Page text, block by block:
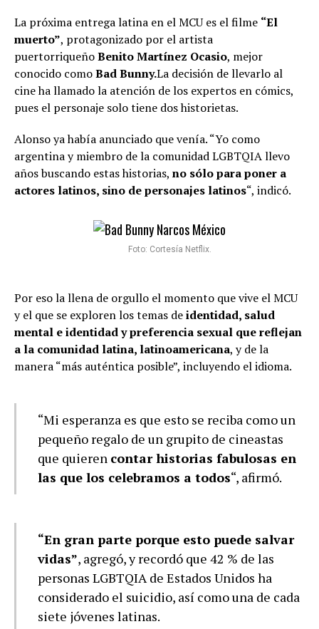
La próxima entrega latina en el MCU es el filme “El
muerto”, protagonizado por el artista
puertorriqueñoBenito Martínez Ocasio, mejor
conocido comoBad Bunny.La decisión de llevarlo al
cine ha llamado la atención de los expertos en cómics,
pues el personaje solo tiene dos historietas.
Alonso ya había anunciado que venía. “Yo como
argentina y miembro de la comunidad LGBTQIA llevo
años buscando estas historias, no sólo para poner a
actores latinos, sino de personajes latinos“, indicó.
Foto: Cortesía Netflix.
Por eso la llena de orgullo el momento que vive el MCU
y el que se exploren los temas deidentidad, salud
mental e identidad y preferencia sexual que reflejan
a la comunidad latina, latinoamericana, y de la
manera “más auténtica posible”, incluyendo el idioma.
“Mi esperanza es que esto se reciba como un
pequeño regalo de un grupito de cineastas
que quieren contar historias fabulosas en
las que los celebramos a todos“, afirmó.
“En gran parte porque esto puede salvar
vidas”, agregó, y recordó que 42 % de las
personas LGBTQIA de Estados Unidos ha
considerado el suicidio, así como una de cada
siete jóvenes latinas.